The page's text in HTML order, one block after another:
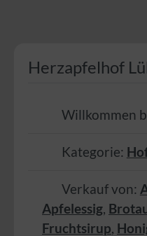
Herzapfelhof
Willkommen
Kategorie:
Verkauf von:
Apfelessig,
Fruchtsirup,